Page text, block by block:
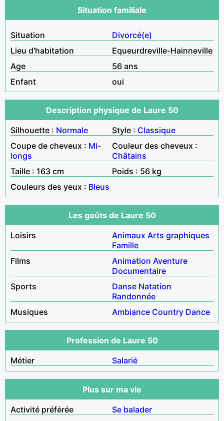
Situation familiale
Situation
Divorcé(e)
Lieu d'habitation
Equeurdreville-Hainneville
Age
56 ans
Enfant
oui
Description physique de Laure 50
Silhouette : Normale Style : Classique
Coupe de cheveux : Mi-
longs
Couleur des cheveux :
Châtains
Taille : 163 cm
Poids : 56 kg
Couleurs des yeux : Bleus
Les goûts de Laure 50
Loisirs
Animaux Arts graphiques
Famille
Films
Animation Aventure
Documentaire
Sports
Danse Natation
Randonnée
Musiques
Ambiance Country Dance
Profession de Laure 50
Métier
Salarié
Plus sur ma vie
Activité préférée
Se balader